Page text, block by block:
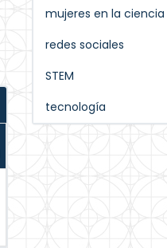
mujeres en la ciencia
redes sociales
STEM
tecnología